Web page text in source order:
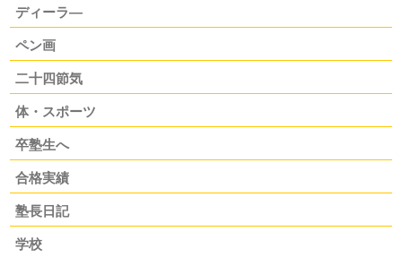
ディーラ―
ペン画
二十四節気
体・スポーツ
卒塾生へ
合格実績
塾長日記
学校